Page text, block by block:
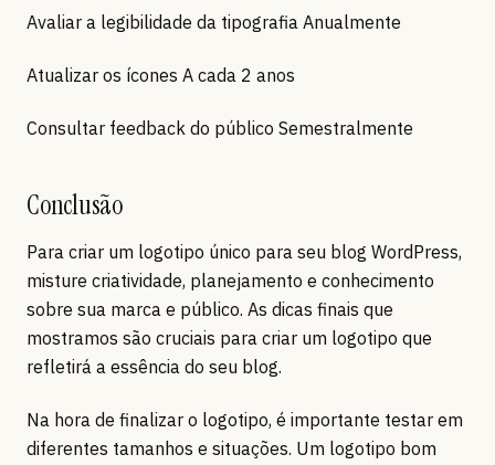
Avaliar a legibilidade da tipografia Anualmente
Atualizar os ícones A cada 2 anos
Consultar feedback do público Semestralmente
Conclusão
Para criar um logotipo único para seu blog WordPress,
misture criatividade, planejamento e conhecimento
sobre sua marca e público. As dicas finais que
mostramos são cruciais para criar um logotipo que
refletirá a essência do seu blog.
Na hora de finalizar o logotipo, é importante testar em
diferentes tamanhos e situações. Um logotipo bom